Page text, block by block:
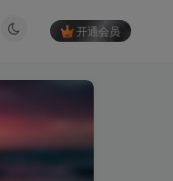
开通会员